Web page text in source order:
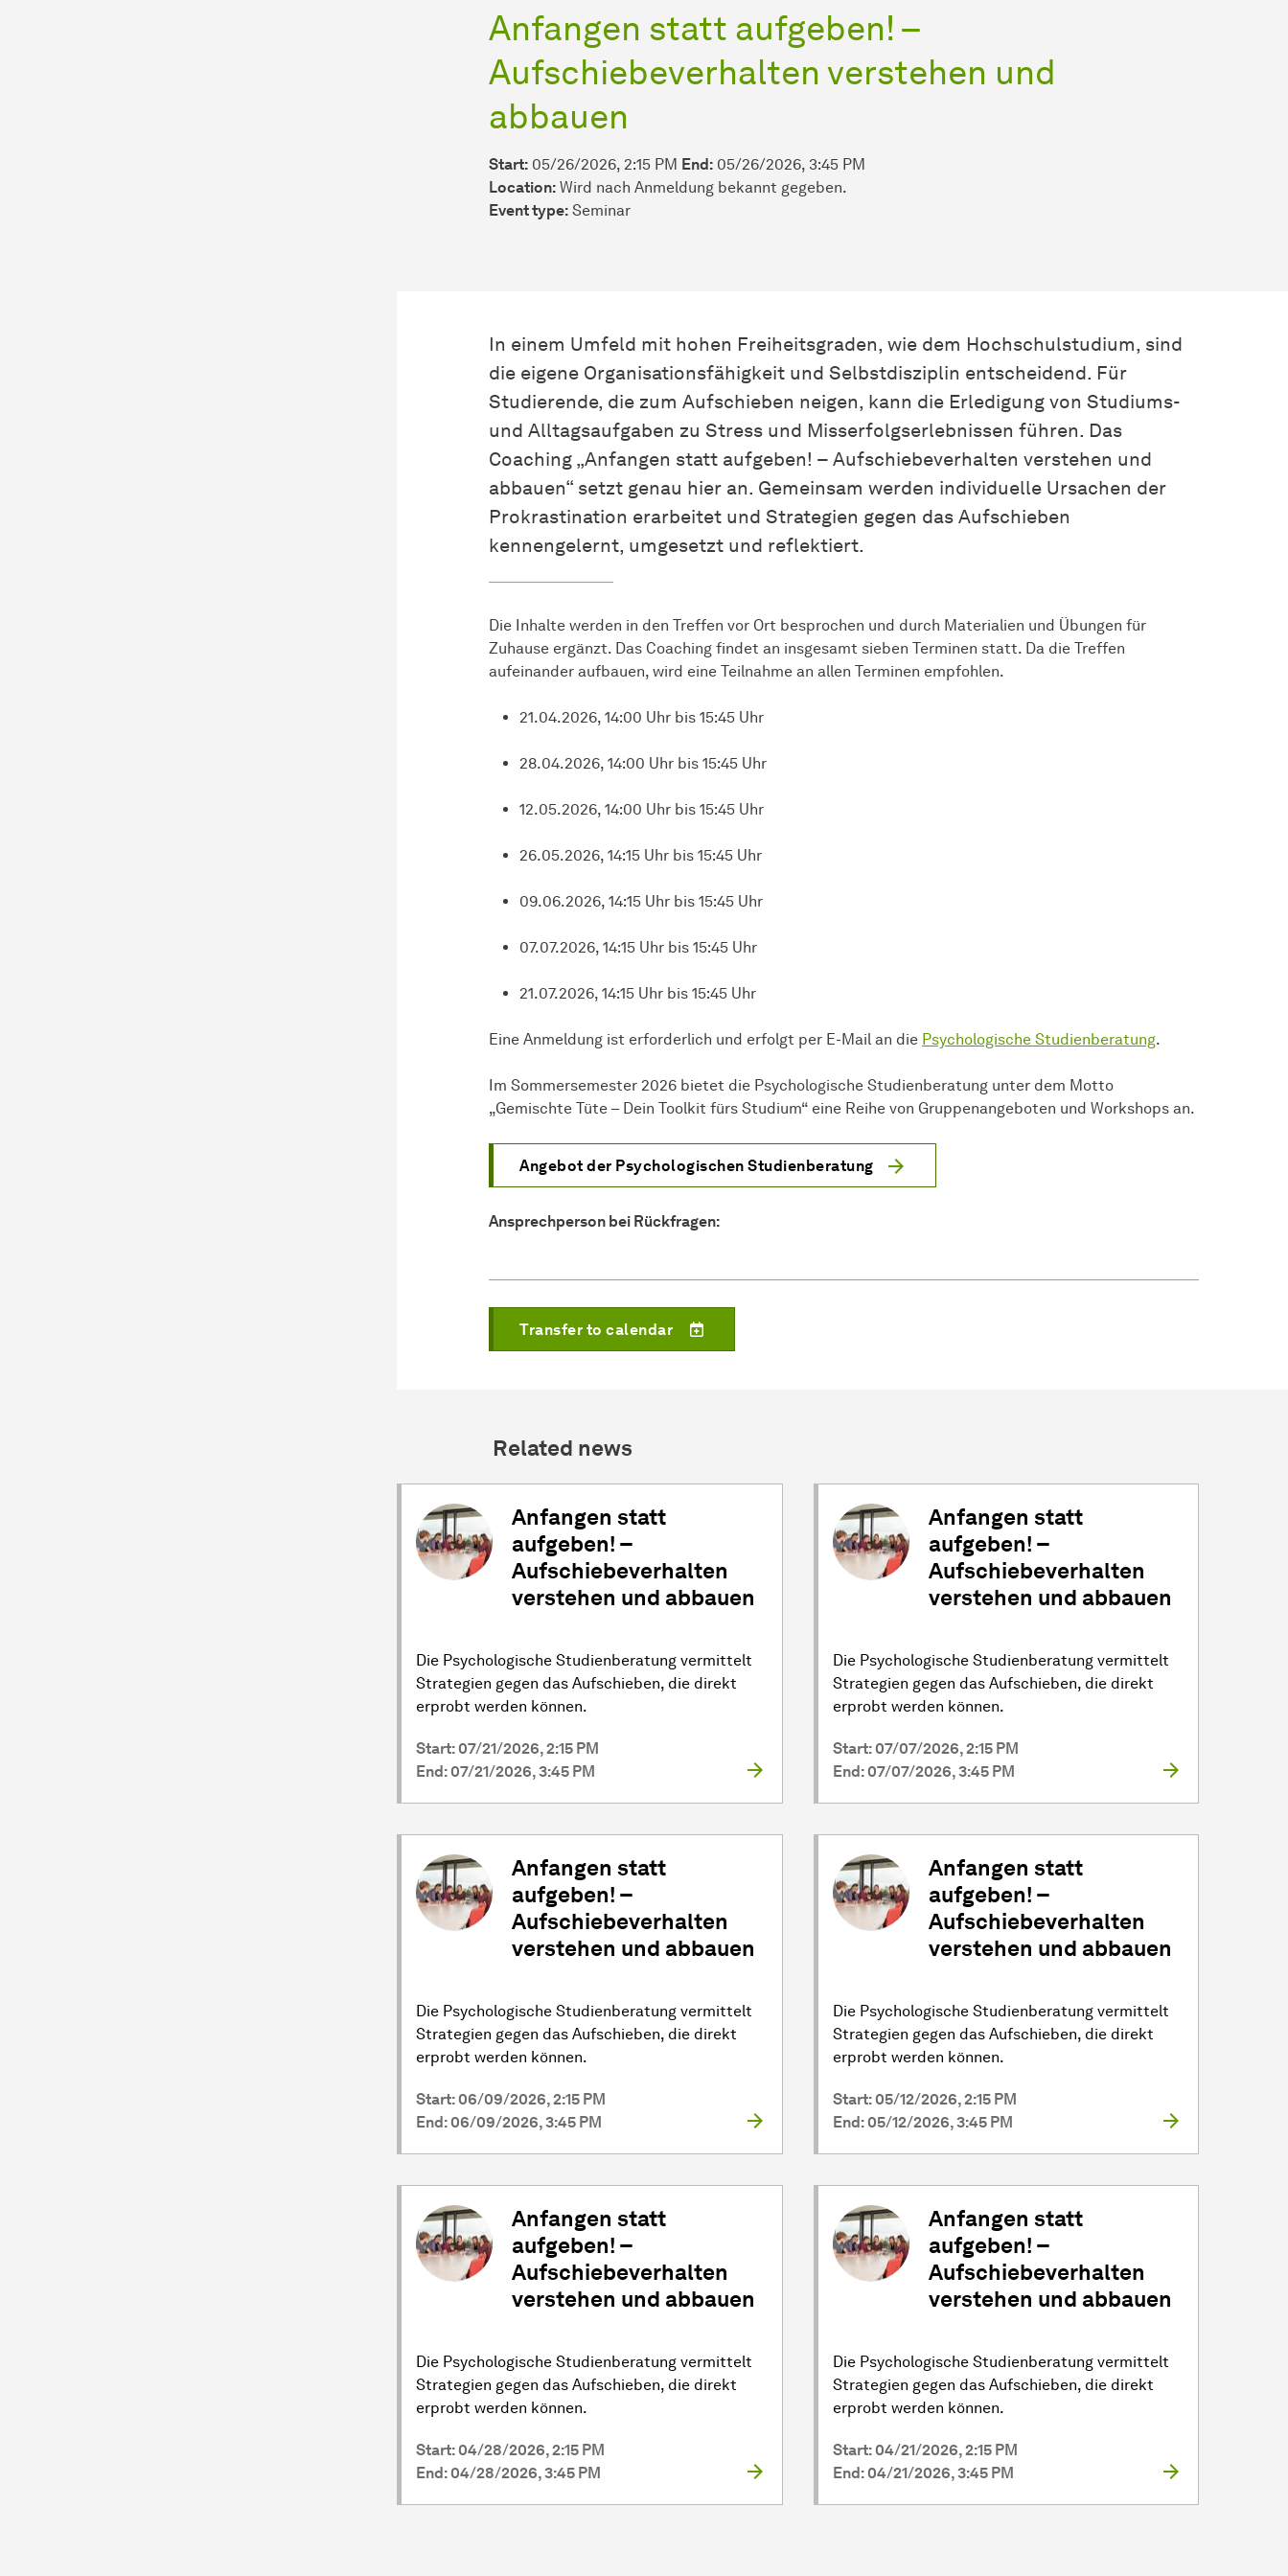
Anfangen statt aufgeben! –
Aufschiebeverhalten verstehen und
abbauen
Start: 05/26/2026, 2:15 PM End: 05/26/2026, 3:45 PM
Location: Wird nach Anmeldung bekannt gegeben.
Event type: Seminar
In einem Umfeld mit hohen Freiheitsgraden, wie dem Hochschulstudium, sind
die eigene Organisationsfähigkeit und Selbstdisziplin entscheidend. Für
Studierende, die zum Aufschieben neigen, kann die Erledigung von Studiums-
und Alltagsaufgaben zu Stress und Misserfolgserlebnissen führen. Das
Coaching „Anfangen statt aufgeben! – Aufschiebeverhalten verstehen und
abbauen“ setzt genau hier an. Gemeinsam werden individuelle Ursachen der
Prokrastination erarbeitet und Strategien gegen das Aufschieben
kennengelernt, umgesetzt und reflektiert.
Die Inhalte werden in den Treffen vor Ort besprochen und durch Materialien und Übungen für
Zuhause ergänzt. Das Coaching findet an insgesamt sieben Terminen statt. Da die Treffen
aufeinander aufbauen, wird eine Teilnahme an allen Terminen empfohlen.
21.04.2026, 14:00 Uhr bis 15:45 Uhr
28.04.2026, 14:00 Uhr bis 15:45 Uhr
12.05.2026, 14:00 Uhr bis 15:45 Uhr
26.05.2026, 14:15 Uhr bis 15:45 Uhr
09.06.2026, 14:15 Uhr bis 15:45 Uhr
07.07.2026, 14:15 Uhr bis 15:45 Uhr
21.07.2026, 14:15 Uhr bis 15:45 Uhr
Eine Anmeldung ist erforderlich und erfolgt per E-Mail an die Psychologische Studienberatung.
Im Sommersemester 2026 bietet die Psychologische Studienberatung unter dem Motto
„Gemischte Tüte – Dein Toolkit fürs Studium“ eine Reihe von Gruppenangeboten und Workshops an.
Angebot der Psychologischen Studienberatung
Ansprechperson bei Rückfragen:
Transfer to calendar
Related news
Anfangen statt
aufgeben! –
Aufschiebeverhalten
verstehen und abbauen
Die Psychologische Studienberatung vermittelt
Strategien gegen das Aufschieben, die direkt
erprobt werden können.
Start: 07/21/2026, 2:15 PM
End: 07/21/2026, 3:45 PM
Anfangen statt
aufgeben! –
Aufschiebeverhalten
verstehen und abbauen
Die Psychologische Studienberatung vermittelt
Strategien gegen das Aufschieben, die direkt
erprobt werden können.
Start: 07/07/2026, 2:15 PM
End: 07/07/2026, 3:45 PM
Anfangen statt
aufgeben! –
Aufschiebeverhalten
verstehen und abbauen
Die Psychologische Studienberatung vermittelt
Strategien gegen das Aufschieben, die direkt
erprobt werden können.
Start: 06/09/2026, 2:15 PM
End: 06/09/2026, 3:45 PM
Anfangen statt
aufgeben! –
Aufschiebeverhalten
verstehen und abbauen
Die Psychologische Studienberatung vermittelt
Strategien gegen das Aufschieben, die direkt
erprobt werden können.
Start: 05/12/2026, 2:15 PM
End: 05/12/2026, 3:45 PM
Anfangen statt
aufgeben! –
Aufschiebeverhalten
verstehen und abbauen
Die Psychologische Studienberatung vermittelt
Strategien gegen das Aufschieben, die direkt
erprobt werden können.
Start: 04/28/2026, 2:15 PM
End: 04/28/2026, 3:45 PM
Anfangen statt
aufgeben! –
Aufschiebeverhalten
verstehen und abbauen
Die Psychologische Studienberatung vermittelt
Strategien gegen das Aufschieben, die direkt
erprobt werden können.
Start: 04/21/2026, 2:15 PM
End: 04/21/2026, 3:45 PM